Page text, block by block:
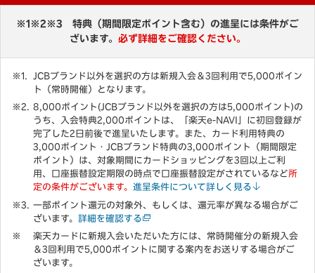
※1※2※3 特典（期間限定ポイント含む）の進呈には条件がご
ざいます。 必ず詳細をご確認ください。
JCBブランド以外を選択の方は新規入会＆3回利用で5,000ポイン
ト（常時開催）となります。
8,000ポイント(JCBブランド以外を選択の方は5,000ポイント)の
うち、入会特典2,000ポイントは、「楽天e-NAVI」に初回登録が
完了した2日前後で進呈いたします。また、カード利用特典の
3,000ポイント・JCBブランド特典の3,000ポイント（期間限定
ポイント）は、対象期間にカードショッピングを3回以上ご利
用、口座振替設定期限の時点で口座振替設定がされているなど所
定の条件がございます。 進呈条件について詳しく見る
一部ポイント還元の対象外、もしくは、還元率が異なる場合がご
ざいます。 詳細を確認する
楽天カードに新規入会いただいた方には、常時開催分の新規入会
＆3回利用で5,000ポイントに関する案内をお送りする場合がご
ざいます。